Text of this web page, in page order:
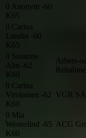
0 Anonym -60
K65
0 Carina
Lundin -60
K65
0 Susanne
Alm -62
K60
Arbets-
0 Carina
Virolainen -62
K60
VGR
0 Mia
Westerlind -65
K60
ACG